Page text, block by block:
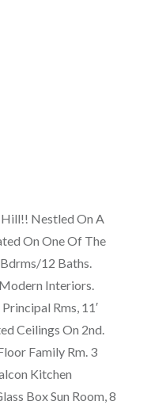
Nestled On A
On One Of The
12 Baths.
Interiors.
Rms, 11′
Ceilings On 2nd.
Family Rm. 3
Kitchen
Box Sun Room, 8